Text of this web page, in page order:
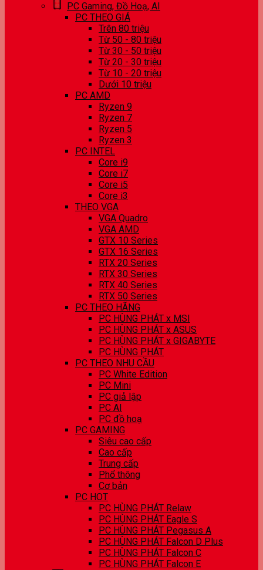
PC Gaming, Đồ Hoạ, AI
PC THEO GIÁ
Trên 80 triệu
Từ 50 - 80 triệu
Từ 30 - 50 triệu
Từ 20 - 30 triệu
Từ 10 - 20 triệu
Dưới 10 triệu
PC AMD
Ryzen 9
Ryzen 7
Ryzen 5
Ryzen 3
PC INTEL
Core i9
Core i7
Core i5
Core i3
THEO VGA
VGA Quadro
VGA AMD
GTX 10 Series
GTX 16 Series
RTX 20 Series
RTX 30 Series
RTX 40 Series
RTX 50 Series
PC THEO HÃNG
PC HÙNG PHÁT x MSI
PC HÙNG PHÁT x ASUS
PC HÙNG PHÁT x GIGABYTE
PC HÙNG PHÁT
PC THEO NHU CẦU
PC White Edition
PC Mini
PC giả lập
PC AI
PC đồ hoạ
PC GAMING
Siêu cao cấp
Cao cấp
Trung cấp
Phổ thông
Cơ bản
PC HOT
PC HÙNG PHÁT Relaw
PC HÙNG PHÁT Eagle S
PC HÙNG PHÁT Pegasus A
PC HÙNG PHÁT Falcon D Plus
PC HÙNG PHÁT Falcon C
PC HÙNG PHÁT Falcon E